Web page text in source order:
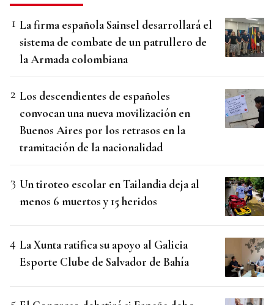
La firma española Sainsel desarrollará el
sistema de combate de un patrullero de
la Armada colombiana
Los descendientes de españoles
convocan una nueva movilización en
Buenos Aires por los retrasos en la
tramitación de la nacionalidad
Un tiroteo escolar en Tailandia deja al
menos 6 muertos y 15 heridos
La Xunta ratifica su apoyo al Galicia
Esporte Clube de Salvador de Bahía